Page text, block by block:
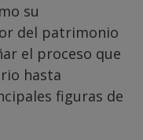
su
del patrimonio
el proceso que
hasta
figuras de